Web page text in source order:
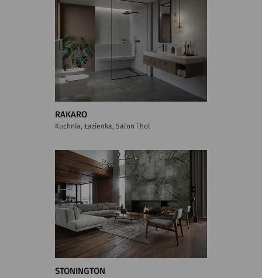
RAKARO
Kuchnia, Łazienka, Salon i hol
STONINGTON